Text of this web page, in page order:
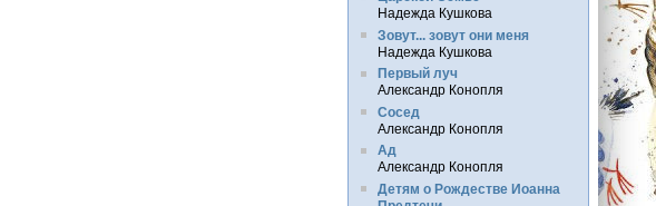
Надежда Кушкова
Зовут... зовут они меня
Надежда Кушкова
Первый луч
Александр Конопля
Сосед
Александр Конопля
Ад
Александр Конопля
Детям о Рождестве Иоанна